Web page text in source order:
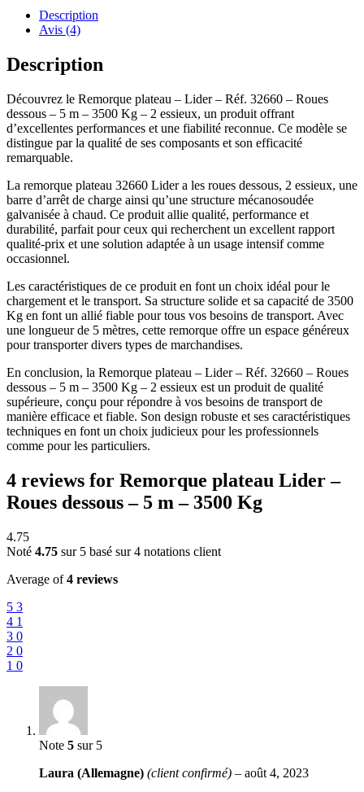
Description
Avis (4)
Description
Découvrez le Remorque plateau – Lider – Réf. 32660 – Roues
dessous – 5 m – 3500 Kg – 2 essieux, un produit offrant
d’excellentes performances et une fiabilité reconnue. Ce modèle se
distingue par la qualité de ses composants et son efficacité
remarquable.
La remorque plateau 32660 Lider a les roues dessous, 2 essieux, une
barre d’arrêt de charge ainsi qu’une structure mécanosoudée
galvanisée à chaud. Ce produit allie qualité, performance et
durabilité, parfait pour ceux qui recherchent un excellent rapport
qualité-prix et une solution adaptée à un usage intensif comme
occasionnel.
Les caractéristiques de ce produit en font un choix idéal pour le
chargement et le transport. Sa structure solide et sa capacité de 3500
Kg en font un allié fiable pour tous vos besoins de transport. Avec
une longueur de 5 mètres, cette remorque offre un espace généreux
pour transporter divers types de marchandises.
En conclusion, la Remorque plateau – Lider – Réf. 32660 – Roues
dessous – 5 m – 3500 Kg – 2 essieux est un produit de qualité
supérieure, conçu pour répondre à vos besoins de transport de
manière efficace et fiable. Son design robuste et ses caractéristiques
techniques en font un choix judicieux pour les professionnels
comme pour les particuliers.
4 reviews for Remorque plateau Lider –
Roues dessous – 5 m – 3500 Kg
4.75
Noté 4.75 sur 5 basé sur4 notations client
Average of4 reviews
5 3
4 1
3 0
2 0
1 0
Note 5 sur 5
Laura (Allemagne) (client confirmé) – août 4, 2023